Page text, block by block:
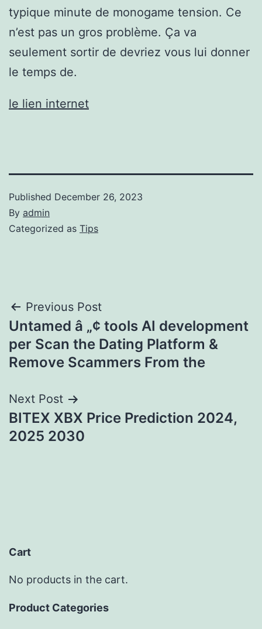
typique minute de monogame tension. Ce
n’est pas un gros problème. Ça va
seulement sortir de devriez vous lui donner
le temps de.
le lien internet
Published December 26, 2023
By admin
Categorized as Tips
Post
navigation
Previous Post
Untamed â „¢ tools AI development
per Scan the Dating Platform &
Remove Scammers From the
Next Post
BITEX XBX Price Prediction 2024,
2025 2030
Cart
No products in the cart.
Product Categories